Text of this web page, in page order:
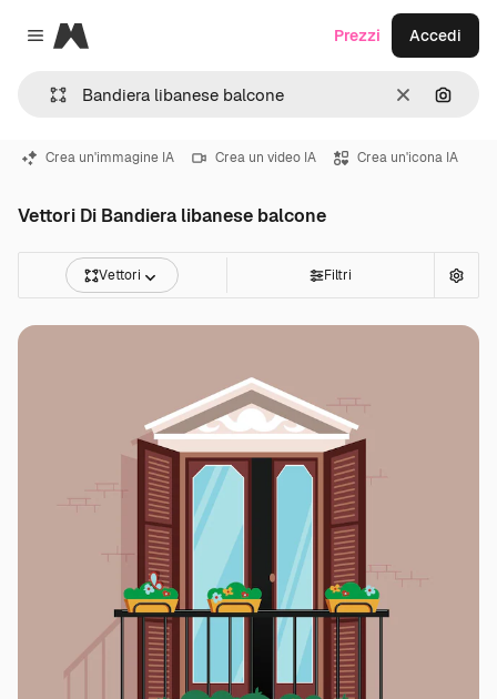
Close menu
Magnific
CancellaCerca
Prezzi Accedi
Crea un'immagine IA Crea un video IA Crea un'icona IA
Vettori Di Bandiera libanese balcone
Vettori Filtri